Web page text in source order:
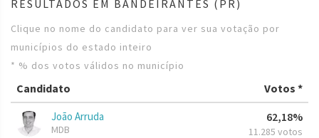
RESULTADOS EM BANDEIRANTES (PR)
Clique no nome do candidato para ver sua votação por
municípios do estado inteiro
* % dos votos válidos no município
Candidato Votos *
João Arruda
MDB
62,18%
11.285 votos